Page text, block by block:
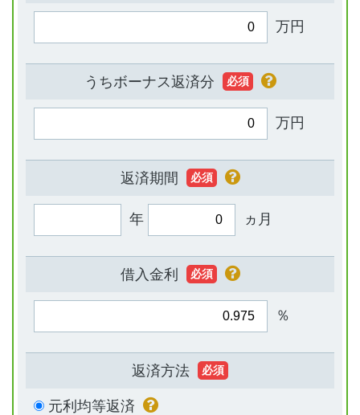
万円
うちボーナス返済分 必須
万円
返済期間 必須
年 ヵ月
借入金利 必須
％
返済方法 必須
元利均等返済